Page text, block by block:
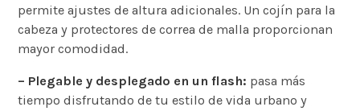
permite ajustes de altura adicionales. Un cojín para la
cabeza y protectores de correa de malla proporcionan
mayor comodidad.
– Plegable y desplegado en un flash: pasa más
tiempo disfrutando de tu estilo de vida urbano y